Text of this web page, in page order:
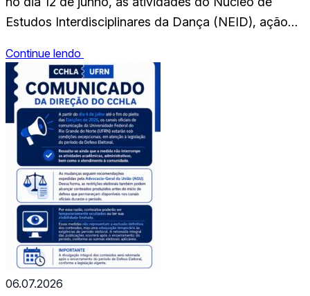
Estudos Interdisciplinares da Dança (NEID), ação
Artes (DEART/UFRN). Os encontros acontecerão às
sextas-feiras, das 10h às 12h, no DEART/UFRN.O
núcleo é coordenado pela professora doutora
Maria Zambon Maziero e…
Continue lendo
06.07.2026